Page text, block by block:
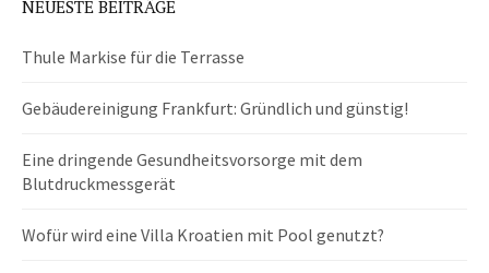
NEUESTE BEITRÄGE
Thule Markise für die Terrasse
Gebäudereinigung Frankfurt: Gründlich und günstig!
Eine dringende Gesundheitsvorsorge mit dem
Blutdruckmessgerät
Wofür wird eine Villa Kroatien mit Pool genutzt?